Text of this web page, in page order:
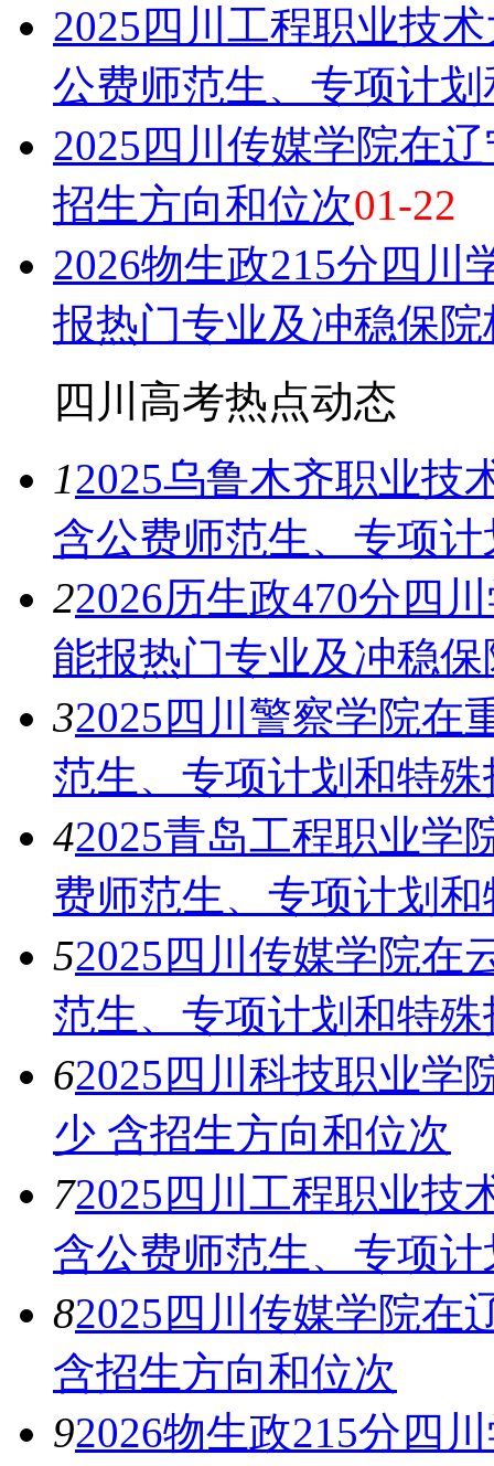
2025四川工程职业技
公费师范生、专项计
2025四川传媒学院在
招生方向和位次01-22
2026物生政215分四川
报热门专业及冲稳保
四川高考热点动态
12025乌鲁木齐职业技
含公费师范生、专项
22026历生政470分四
能报热门专业及冲稳
32025四川警察学院在
范生、专项计划和特殊
42025青岛工程职业学
费师范生、专项计划
52025四川传媒学院在
范生、专项计划和特殊
62025四川科技职业学
少 含招生方向和位次
72025四川工程职业技
含公费师范生、专项
82025四川传媒学院在
含招生方向和位次
92026物生政215分四